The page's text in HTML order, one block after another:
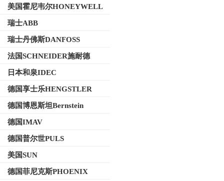
美国霍尼韦尔HONEYWELL
瑞士ABB
瑞士丹佛斯DANFOSS
法国SCHNEIDER施耐德
日本和泉IDEC
德国享士乐HENGSTLER
德国博恩斯坦Bernstein
德国IMAV
德国普尔世PULS
美国SUN
德国菲尼克斯PHOENIX